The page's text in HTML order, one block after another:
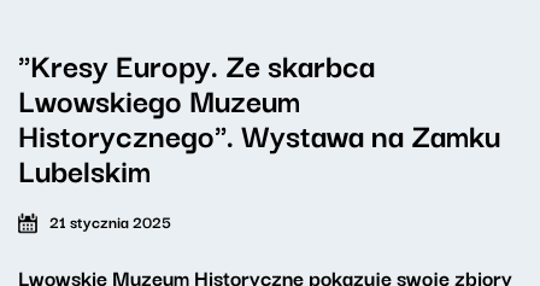
"Kresy Europy. Ze skarbca
Lwowskiego Muzeum
Historycznego". Wystawa na Zamku
Lubelskim
21 stycznia 2025
Lwowskie Muzeum Historyczne pokazuje swoje zbiory